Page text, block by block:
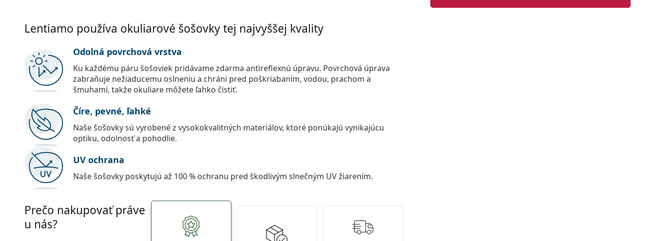
Lentiamo používa okuliarové šošovky tej najvyššej kvality
Odolná povrchová vrstva
Ku každému páru šošoviek pridávame zdarma antireflexnú úpravu. Povrchová úprava
zabraňuje nežiaducemu oslneniu a chráni pred poškriabaním, vodou, prachom a
šmuhami, takže okuliare môžete ľahko čistiť.
Číre, pevné, ľahké
Naše šošovky sú vyrobené z vysokokvalitných materiálov, ktoré ponúkajú vynikajúcu
optiku, odolnosť a pohodlie.
UV ochrana
Naše šošovky poskytujú až 100 % ochranu pred škodlivým slnečným UV žiarením.
Prečo nakupovať práve
u nás?